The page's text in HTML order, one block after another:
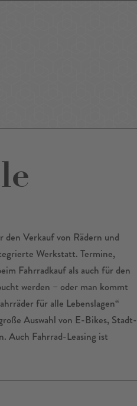
den Verkauf von Rädern und
Werkstatt. Termine,
Fahrradkauf als auch für den
werden – oder man kommt
für alle Lebenslagen“
Auswahl von E-Bikes, Stadt-
Auch Fahrrad-Leasing ist